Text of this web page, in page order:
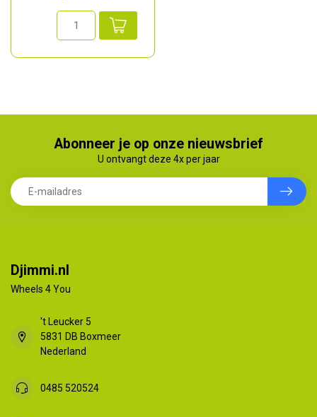
Abonneer je op onze nieuwsbrief
U ontvangt deze 4x per jaar
Djimmi.nl
Wheels 4 You
't Leucker 5
5831 DB Boxmeer
Nederland
0485 520524